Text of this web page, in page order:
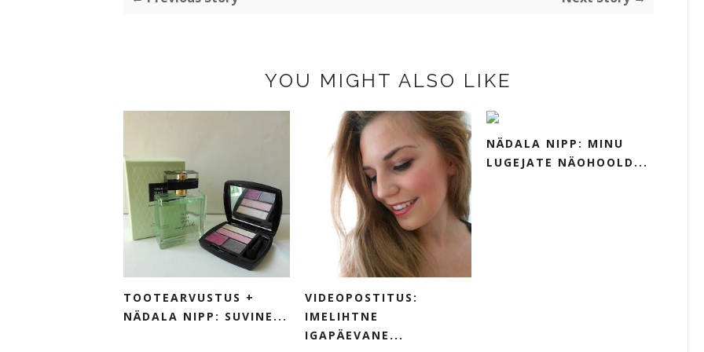
YOU MIGHT ALSO LIKE
TOOTEARVUSTUS +
NÄDALA NIPP: SUVINE...
VIDEOPOSTITUS:
IMELIHTNE
IGAPÄEVANE...
NÄDALA NIPP: MINU
LUGEJATE NÄOHOOLD...